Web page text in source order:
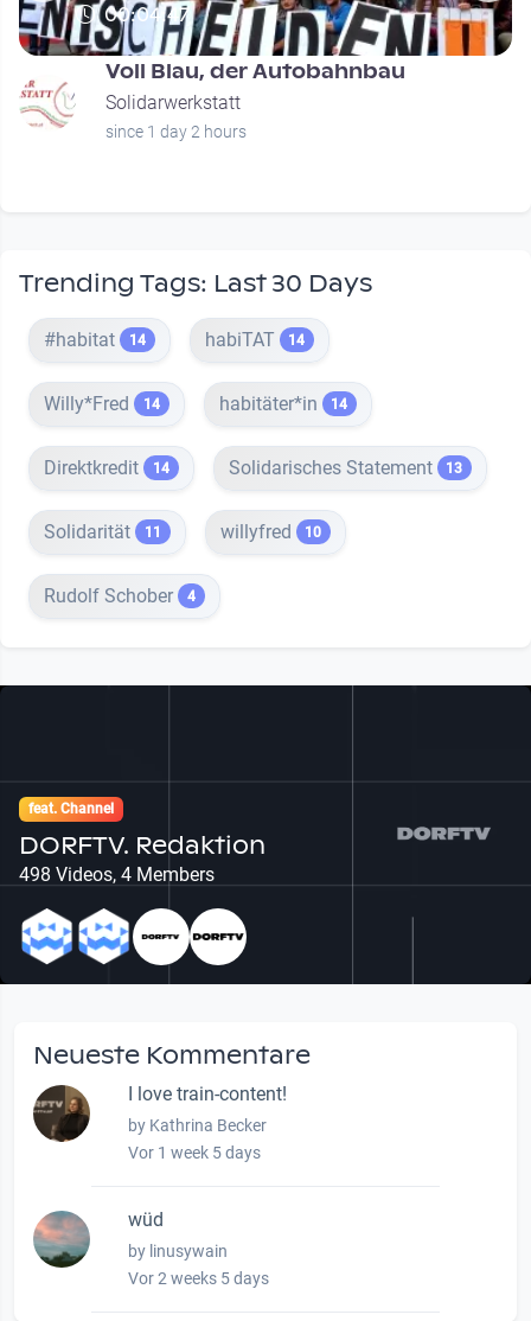
00:04:47
Voll Blau, der Autobahnbau
Solidarwerkstatt
since 1 day 2 hours
Trending Tags: Last 30 Days
#habitat 14 habiTAT 14
Willy*Fred 14 habitäter*in 14
Direktkredit 14 Solidarisches Statement 13
Solidarität 11 willyfred 10
Rudolf Schober 4
feat. Channel
DORFTV. Redaktion
498 Videos, 4 Members
Neueste Kommentare
I love train-content!
by Kathrina Becker
Vor 1 week 5 days
wüd
by linusywain
Vor 2 weeks 5 days